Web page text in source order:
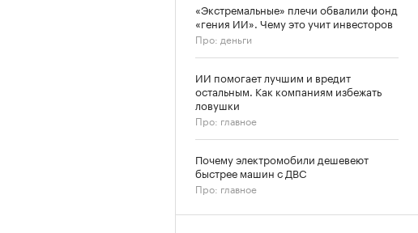
«Экстремальные» плечи обвалили фонд
«гения ИИ». Чему это учит инвесторов
Про: деньги
ИИ помогает лучшим и вредит
остальным. Как компаниям избежать
ловушки
Про: главное
Почему электромобили дешевеют
быстрее машин с ДВС
Про: главное